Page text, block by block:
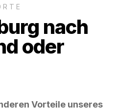
nach
oder
Vorteile unseres